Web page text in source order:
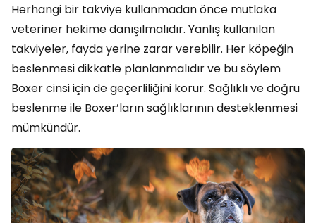
Herhangi bir takviye kullanmadan önce mutlaka
veteriner hekime danışılmalıdır. Yanlış kullanılan
takviyeler, fayda yerine zarar verebilir. Her köpeğin
beslenmesi dikkatle planlanmalıdır ve bu söylem
Boxer cinsi için de geçerliliğini korur. Sağlıklı ve doğru
beslenme ile Boxer’ların sağlıklarının desteklenmesi
mümkündür.